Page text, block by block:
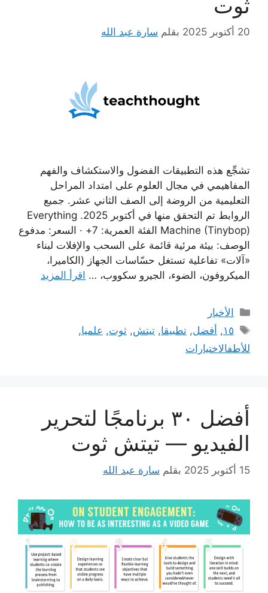
ثوت
20 أكتوبر 2025 بقلم سارة عبد الله
تشجِّع هذه التطبيقات الفضول والاستكشاف والفهم
المفاهيمي في مجال العلوم على امتداد المراحل
التعليمية من الروضة إلى الصف الثاني عشر. جميع
الروابط تم التحقق منها في أكتوبر 2025. Everything
Machine (Tinybop) الفئة العمرية: 7+ · السعر: مدفوع
الوصف: بيئة مرئية قائمة على السحب والإفلات لبناء
«آلات» تفاعلية تستغل حسّاسات الجهاز (الكاميرا،
الميكروفون، الضوء، الجيرو سكووب، … اقرأ المزيد
التصنيفات
الأخبار
الوسوم
١٥, أفضل,تطبيقا,تيتش,ثوت, علميا,
للأطفالاختيارات
أفضل ٣٠ برنامجًا لتحرير
الفيديو — تيتش ثوت
15 أكتوبر 2025 بقلم سارة عبد الله